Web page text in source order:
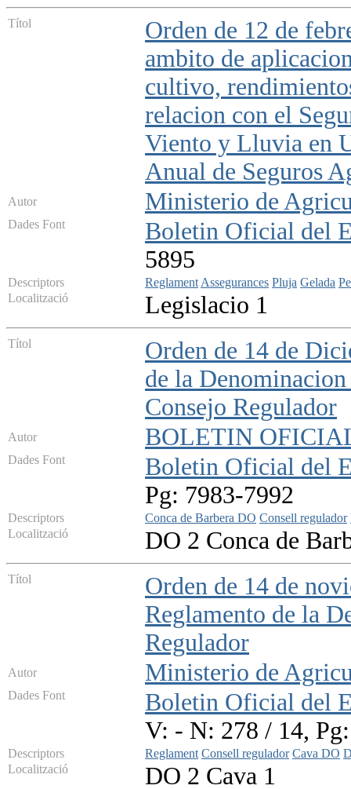
Títol
Orden de 12 de
ambito de
cultivo,
relacion con el
Viento y Lluvia en
Anual de Seguros
Autor Ministerio de
Dades Font
Boletin Oficial del
5895
Descriptors ReglamentAssegurances Pluja Gelada
Localització
Legislacio 1
Títol
Orden de 14 de
de la
Consejo Regulador
Autor BOLETIN
Dades Font
Boletin Oficial del
Pg: 7983-7992
Descriptors Conca de Barbera DO Consell regulador
Localització
DO 2 Conca de
Títol
Orden de 14 de
Reglamento de la
Regulador
Autor Ministerio de
Dades Font
Boletin Oficial del
V: - N: 278 / 14,
Descriptors Reglament Consell regulador Cava DO
Localització
DO 2 Cava 1